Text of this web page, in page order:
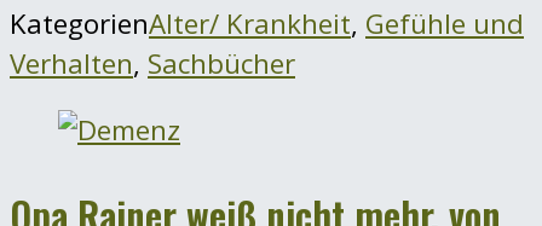
KategorienAlter/ Krankheit, Gefühle und
Verhalten, Sachbücher